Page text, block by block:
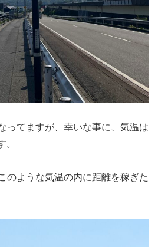
ってますが、幸いな事に、気温は
。
のような気温の内に距離を稼ぎた